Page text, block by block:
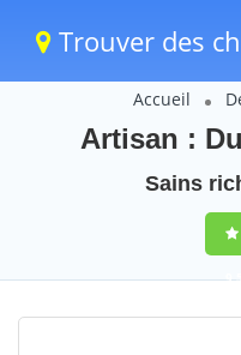
Trouver des
Accueil
Artisan :
Sains